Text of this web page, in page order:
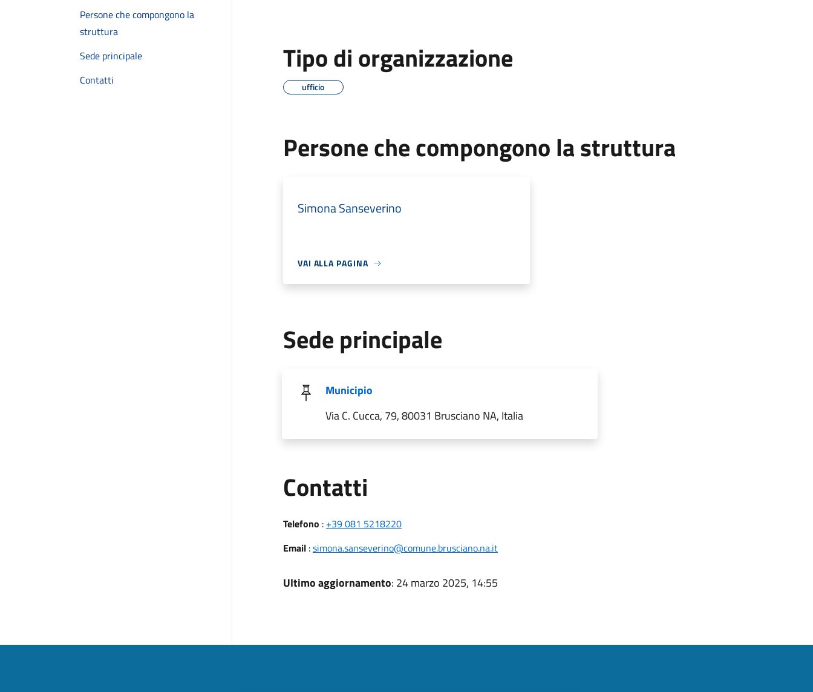
Persone che compongono la
struttura
Sede principale
Contatti
Tipo di organizzazione
ufficio
Persone che compongono la struttura
Simona Sanseverino
VAI ALLA PAGINA
Sede principale
Municipio
Via C. Cucca, 79, 80031 Brusciano NA, Italia
Contatti
Telefono : +39 081 5218220
Email:simona.sanseverino@comune.brusciano.na.it
Ultimo aggiornamento: 24 marzo 2025, 14:55